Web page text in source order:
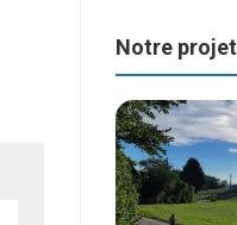
Notre projet